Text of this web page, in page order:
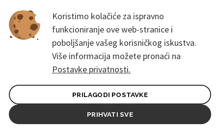
Koristimo kolačiće za ispravno
funkcioniranje ove web-stranice i
poboljšanje vašeg korisničkog iskustva.
Više informacija možete pronaći na
Postavke privatnosti.
PRILAGODI POSTAVKE
PRIHVATI SVE
bez čekanja u redu
Opći uvjeti ugovora za kupce
Pravila zaštite osobnih podataka
© 2026. CoreEvent